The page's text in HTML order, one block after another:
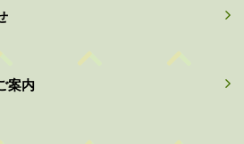
案内